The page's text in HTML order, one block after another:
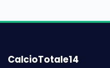
CalcioTotale14